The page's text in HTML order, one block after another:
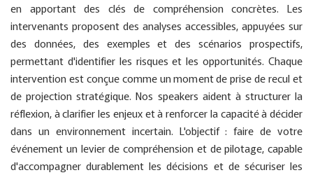
en apportant des clés de compréhension concrètes. Les
intervenants proposent des analyses accessibles, appuyées sur
des données, des exemples et des scénarios prospectifs,
permettant d'identifier les risques et les opportunités. Chaque
intervention est conçue comme un moment de prise de recul et
de projection stratégique. Nos speakers aident à structurer la
réflexion, à clarifier les enjeux et à renforcer la capacité à décider
dans un environnement incertain. L'objectif : faire de votre
événement un levier de compréhension et de pilotage, capable
d'accompagner durablement les décisions et de sécuriser les